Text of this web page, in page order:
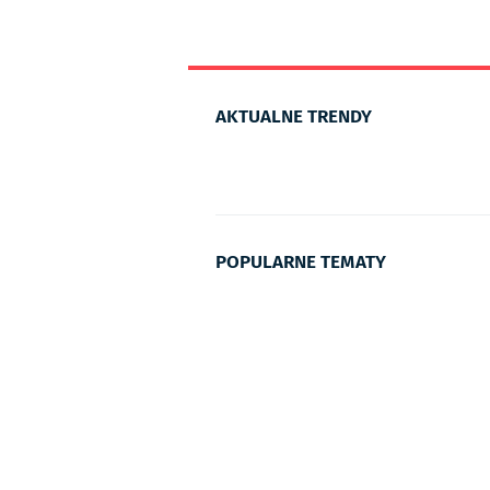
AKTUALNE TRENDY
POPULARNE TEMATY